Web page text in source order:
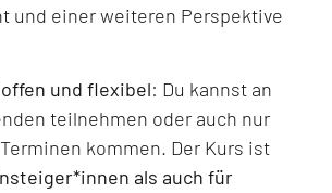
und einer weiteren Perspektive
offen und flexibel: Du kannst an
teilnehmen oder auch nur
kommen. Der Kurs ist
als auch für